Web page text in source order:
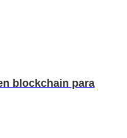
blockchain para